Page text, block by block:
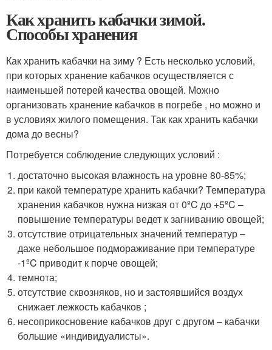
Как хранить кабачки зимой.
Способы хранения
Как хранить кабачки на зиму ? Есть несколько условий,
при которых хранение кабачков осуществляется с
наименьшей потерей качества овощей. Можно
организовать хранение кабачков в погребе , но можно и
в условиях жилого помещения. Так как хранить кабачки
дома до весны?
Потребуется соблюдение следующих условий :
достаточно высокая влажность на уровне 80-85%;
при какой температуре хранить кабачки? Температура
хранения кабачков нужна низкая от 0ºC до +5ºC –
повышение температуры ведет к загниванию овощей;
отсутствие отрицательных значений температур –
даже небольшое подмораживание при температуре
-1ºC приводит к порче овощей;
темнота;
отсутствие сквозняков, но и застоявшийся воздух
снижает лежкость кабачков ;
несоприкосновение кабачков друг с другом – кабачки
большие «индивидуалисты».